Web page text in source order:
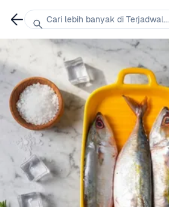
Cari lebih banyak di Terjadwal...